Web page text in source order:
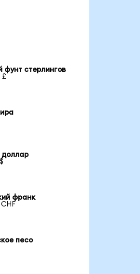
фунт стерлингов
£
доллар
франк
песо